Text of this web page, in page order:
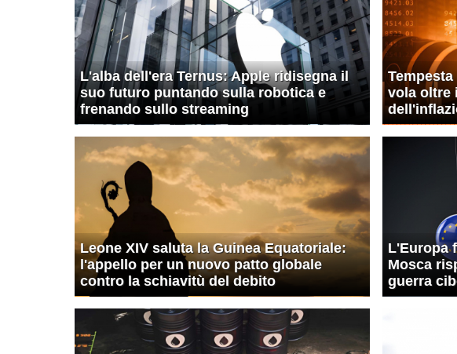
L'alba dell'era Ternus: Apple ridisegna il
suo futuro puntando sulla robotica e
frenando sullo streaming
vola oltre
Leone XIV saluta la Guinea Equatoriale:
l'appello per un nuovo patto globale
contro la schiavitù del debito
L'Europa
Mosca
guerra